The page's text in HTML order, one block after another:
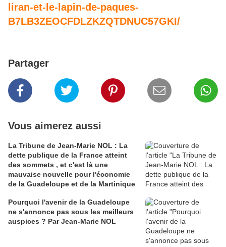
liran-et-le-lapin-de-paques-
B7LB3ZEOCFDLZKZQTDNUC57GKI/
Partager
Vous aimerez aussi
La Tribune de Jean-Marie NOL : La
dette publique de la France atteint
des sommets , et c'est là une
mauvaise nouvelle pour l'économie
de la Guadeloupe et de la Martinique
Pourquoi l'avenir de la Guadeloupe
ne s'annonce pas sous les meilleurs
auspices ? Par Jean-Marie NOL